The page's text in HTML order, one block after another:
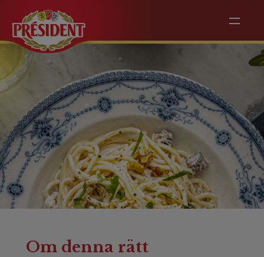
Plat principal
Krämig pasta med
valnötter,
svartpeppar och
persilja
Om denna rätt